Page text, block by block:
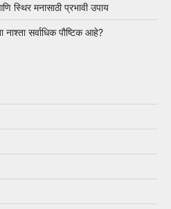
स्थिर मनासाठी प्रभावी उपाय
नाश्ता सर्वाधिक पौष्टिक आहे?